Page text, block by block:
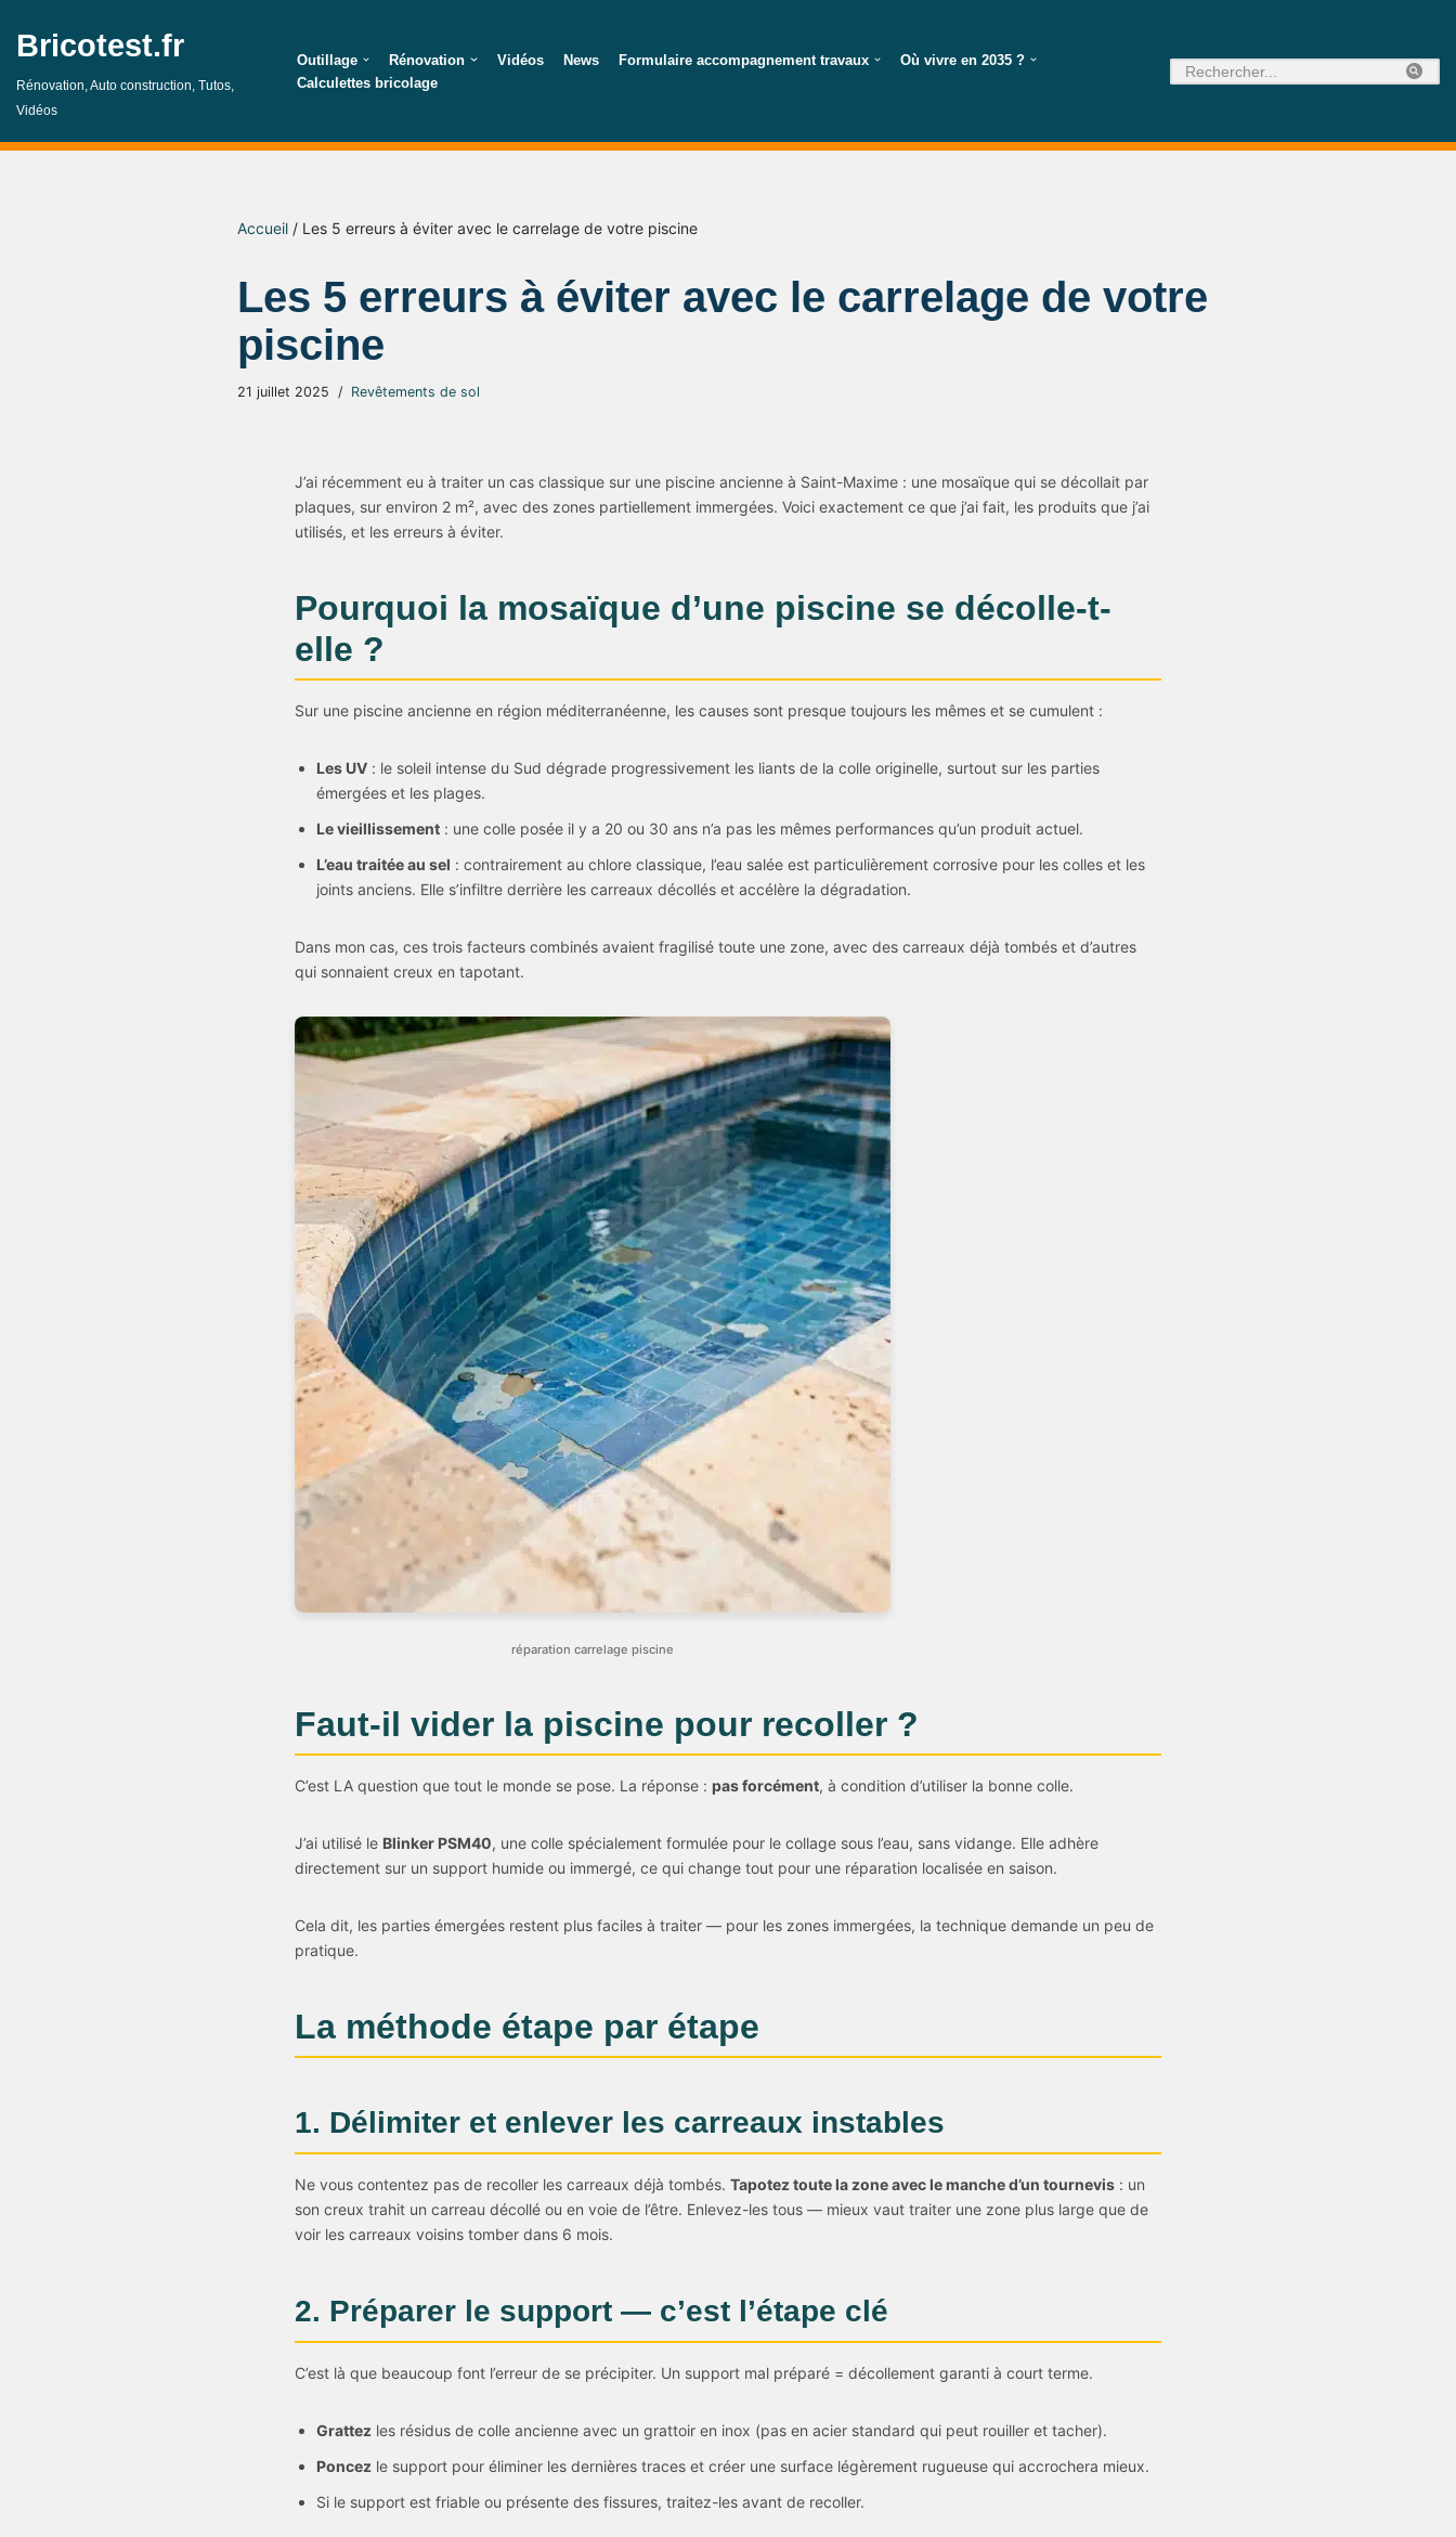
Aller
au
contenu
Bricotest.fr
Rénovation, Auto construction, Tutos,
Vidéos
Outillage Rénovation Vidéos News Formulaire accompagnement travaux
Où vivre en 2035 ?
Calculettes bricolage
Accueil / Les 5 erreurs à éviter avec le carrelage de votre piscine
Les 5 erreurs à éviter avec le carrelage de votre
piscine
21 juillet 2025 Revêtements de sol
J’ai récemment eu à traiter un cas classique sur une piscine ancienne à Saint-Maxime : une mosaïque qui se décollait par
plaques, sur environ 2 m², avec des zones partiellement immergées. Voici exactement ce que j’ai fait, les produits que j’ai
utilisés, et les erreurs à éviter.
Pourquoi la mosaïque d’une piscine se décolle-t-
elle ?
Sur une piscine ancienne en région méditerranéenne, les causes sont presque toujours les mêmes et se cumulent :
Les UV : le soleil intense du Sud dégrade progressivement les liants de la colle originelle, surtout sur les parties
émergées et les plages.
Le vieillissement : une colle posée il y a 20 ou 30 ans n’a pas les mêmes performances qu’un produit actuel.
L’eau traitée au sel : contrairement au chlore classique, l’eau salée est particulièrement corrosive pour les colles et les
joints anciens. Elle s’infiltre derrière les carreaux décollés et accélère la dégradation.
Dans mon cas, ces trois facteurs combinés avaient fragilisé toute une zone, avec des carreaux déjà tombés et d’autres
qui sonnaient creux en tapotant.
réparation carrelage piscine
Faut-il vider la piscine pour recoller ?
C’est LA question que tout le monde se pose. La réponse : pas forcément, à condition d’utiliser la bonne colle.
J’ai utilisé le Blinker PSM40, une colle spécialement formulée pour le collage sous l’eau, sans vidange. Elle adhère
directement sur un support humide ou immergé, ce qui change tout pour une réparation localisée en saison.
Cela dit, les parties émergées restent plus faciles à traiter — pour les zones immergées, la technique demande un peu de
pratique.
La méthode étape par étape
1. Délimiter et enlever les carreaux instables
Ne vous contentez pas de recoller les carreaux déjà tombés. Tapotez toute la zone avec le manche d’un tournevis : un
son creux trahit un carreau décollé ou en voie de l’être. Enlevez-les tous — mieux vaut traiter une zone plus large que de
voir les carreaux voisins tomber dans 6 mois.
2. Préparer le support — c’est l’étape clé
C’est là que beaucoup font l’erreur de se précipiter. Un support mal préparé = décollement garanti à court terme.
Grattez les résidus de colle ancienne avec un grattoir en inox (pas en acier standard qui peut rouiller et tacher).
Poncez le support pour éliminer les dernières traces et créer une surface légèrement rugueuse qui accrochera mieux.
Si le support est friable ou présente des fissures, traitez-les avant de recoller.